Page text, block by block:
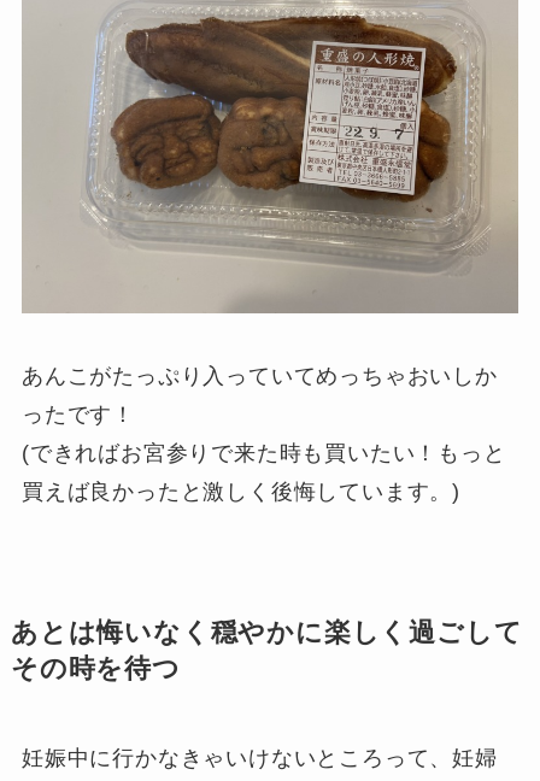
あんこがたっぷり入っていてめっちゃおいしか
ったです！
(できればお宮参りで来た時も買いたい！もっと
買えば良かったと激しく後悔しています。)
あとは悔いなく穏やかに楽しく過ごして
その時を待つ
妊娠中に行かなきゃいけないところって、妊婦